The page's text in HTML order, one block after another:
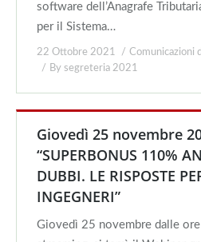
software dell’Anagrafe
per il Sistema…
22 Ottobre 2021
Comunicazioni
By segreteria 2021
Giovedì 25 novembre
“SUPERBONUS 110%
DUBBI. LE RISPOSTE
INGEGNERI”
Giovedì 25 novembre dalle